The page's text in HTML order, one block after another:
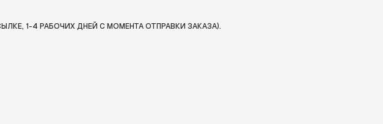
1-4 РАБОЧИХ ДНЕЙ С МОМЕНТА ОТПРАВКИ ЗАКАЗА).